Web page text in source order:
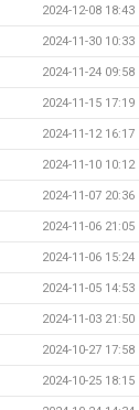
2024-12-08 18:43
2024-11-30 10:33
2024-11-24 09:58
2024-11-15 17:19
2024-11-12 16:17
2024-11-10 10:12
2024-11-07 20:36
2024-11-06 21:05
2024-11-06 15:24
2024-11-05 14:53
2024-11-03 21:50
2024-10-27 17:58
2024-10-25 18:15